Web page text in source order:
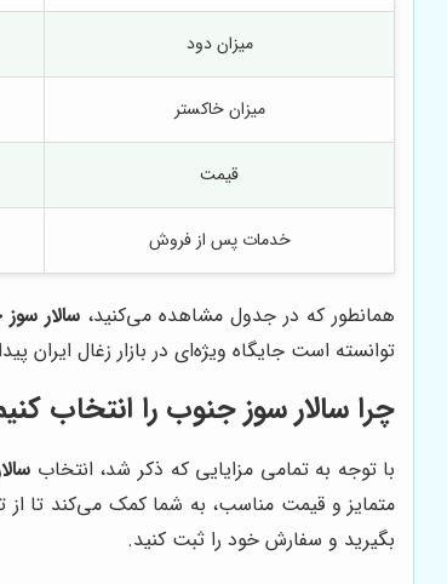
میزان دود
میزان خاکستر
قیمت
خدمات پس از فروش
همانطور که در جدول مشاهده می‌کنید،سالار
توانسته است جایگاه ویژه‌ای در بازار زغال ایران
چرا سالار سوز جنوب را انتخاب
با توجه به تمامی مزایایی که ذکر شد، انتخاب
متمایز و قیمت مناسب، به شما کمک می‌کند تا
بگیرید و سفارش خود را ثبت کنید.